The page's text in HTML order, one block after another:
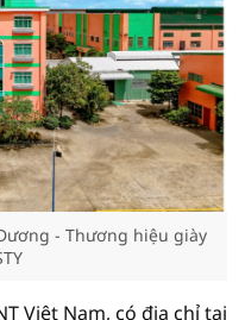
- Thương hiệu giày
Việt Nam, có địa chỉ tại